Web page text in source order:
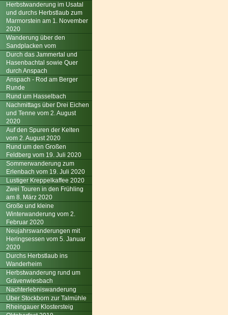
Herbstwanderung im Usatal
und durchs Herbstlaub zum
Marmorstein am 1. November
2020
Wanderung über den
Sandplacken vom
Durch das Jammertal und
Hasenbachtal sowie Quer
durch Anspach
Anspach - Rod am Berger
Runde
Rund um Hasselbach
Nachmittags über Drei Eichen
und Tenne vom 2. August
2020
Auf den Spuren der Kelten
vom 2. August 2020
Rund um den Großen
Feldberg vom 19. Juli 2020
Sommerwanderung zum
Erlenbach vom 19. Juli 2020
Lustiger Kreppelkaffee 2020
Zwei Touren in den Frühling
am 8. März 2020
Große und kleine
Winterwanderung vom 2.
Februar 2020
Neujahrswanderungen mit
Heringsessen vom 5. Januar
2020
Durchs Herbstlaub ins
Wanderheim
Herbstwanderung rund um
Grävenwiesbach
Nachterlebniswanderung
Über Stockborn zur Talmühle
Rheingauer Klostersteig